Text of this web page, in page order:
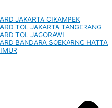
JAKARTA CIKAMPEK
TOL JAKARTA TANGERANG
TOL JAGORAWI
BANDARA SOEKARNO HATTA